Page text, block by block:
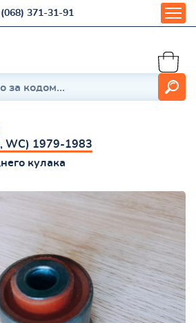
(068) 371-31-91
WC) 1979-1983
кулака